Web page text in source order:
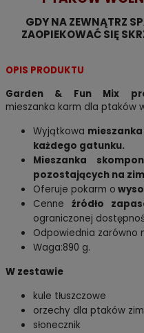
GDY NA ZEWNĄTRZ
ZAOPIEKOWAĆ SIĘ
OPIS PRODUKTU
Garden & Fun Mix
mieszanka karm dla ptaków
Wyjątkowa
każdego gatunku.
Mieszanka
pozostających na
Oferuje pokarm o
Cenne źródło
ograniczonej
Odpowiednia zarówno
Waga:890 g.
W zestawie
kule tłuszczowe
orzechy dla ptaków
słonecznik